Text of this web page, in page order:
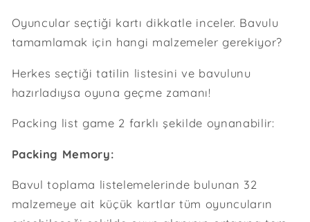
Oyuncular seçtiği kartı dikkatle inceler. Bavulu
tamamlamak için hangi malzemeler gerekiyor?
Herkes seçtiği tatilin listesini ve bavulunu
hazırladıysa oyuna geçme zamanı!
Packing list game 2 farklı şekilde oynanabilir:
Packing Memory:
Bavul toplama listelemelerinde bulunan 32
malzemeye ait küçük kartlar tüm oyuncuların